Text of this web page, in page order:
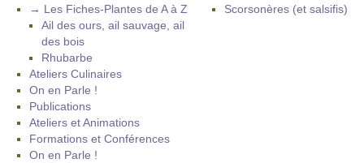
→ Les Fiches-Plantes de A à Z
Ail des ours, ail sauvage, ail
des bois
Rhubarbe
Ateliers Culinaires
On en Parle !
Publications
Ateliers et Animations
Formations et Conférences
On en Parle !
Scorsonères (et salsifis)